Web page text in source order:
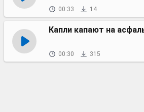
00:33 14
Капли капают на
00:30 315